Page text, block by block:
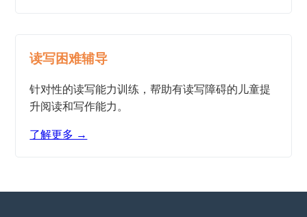
读写困难辅导
针对性的读写能力训练，帮助有读写障碍的儿童提
升阅读和写作能力。
了解更多 →